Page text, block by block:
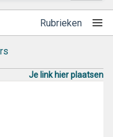
Rubrieken
Je link hier plaatsen